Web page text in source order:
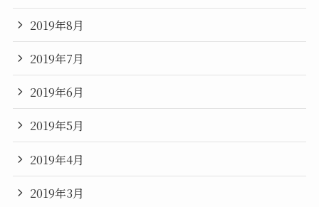
2019年8月
2019年7月
2019年6月
2019年5月
2019年4月
2019年3月